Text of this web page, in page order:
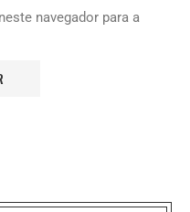
navegador para a